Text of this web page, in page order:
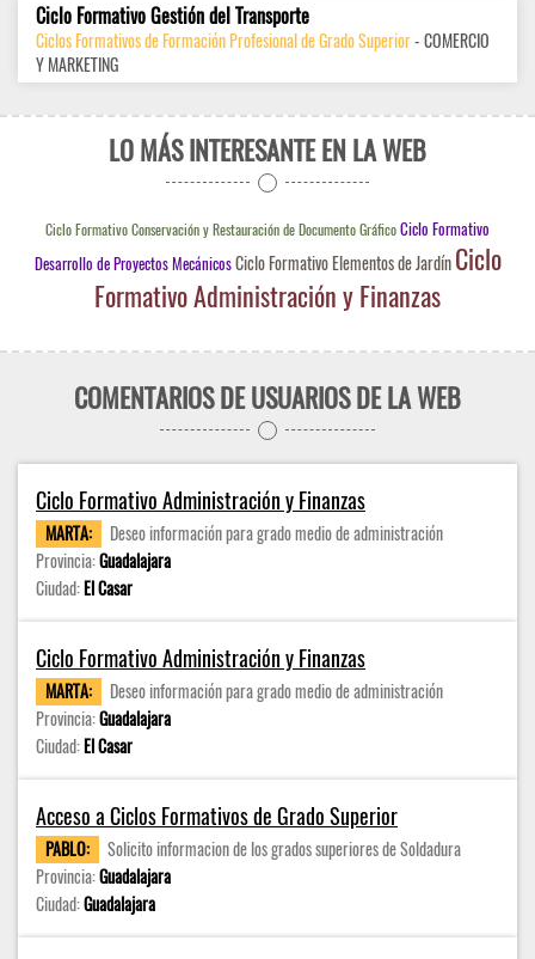
Ciclo Formativo Gestión del Transporte
Ciclos Formativos de Formación Profesional de Grado Superior- COMERCIO
Y MARKETING
LO MÁS INTERESANTE EN LA WEB
Ciclo Formativo Conservación y Restauración de Documento GráficoCiclo Formativo
Desarrollo de Proyectos MecánicosCiclo Formativo Elementos de Jardín Ciclo
Formativo Administración y Finanzas
COMENTARIOS DE USUARIOS DE LA WEB
Ciclo Formativo Administración y Finanzas
MARTA:
Deseo información para grado medio de administración
Provincia:Guadalajara
Ciudad:El Casar
Ciclo Formativo Administración y Finanzas
MARTA:
Deseo información para grado medio de administración
Provincia:Guadalajara
Ciudad:El Casar
Acceso a Ciclos Formativos de Grado Superior
PABLO:
Solicito informacion de los grados superiores de Soldadura
Provincia:Guadalajara
Ciudad:Guadalajara